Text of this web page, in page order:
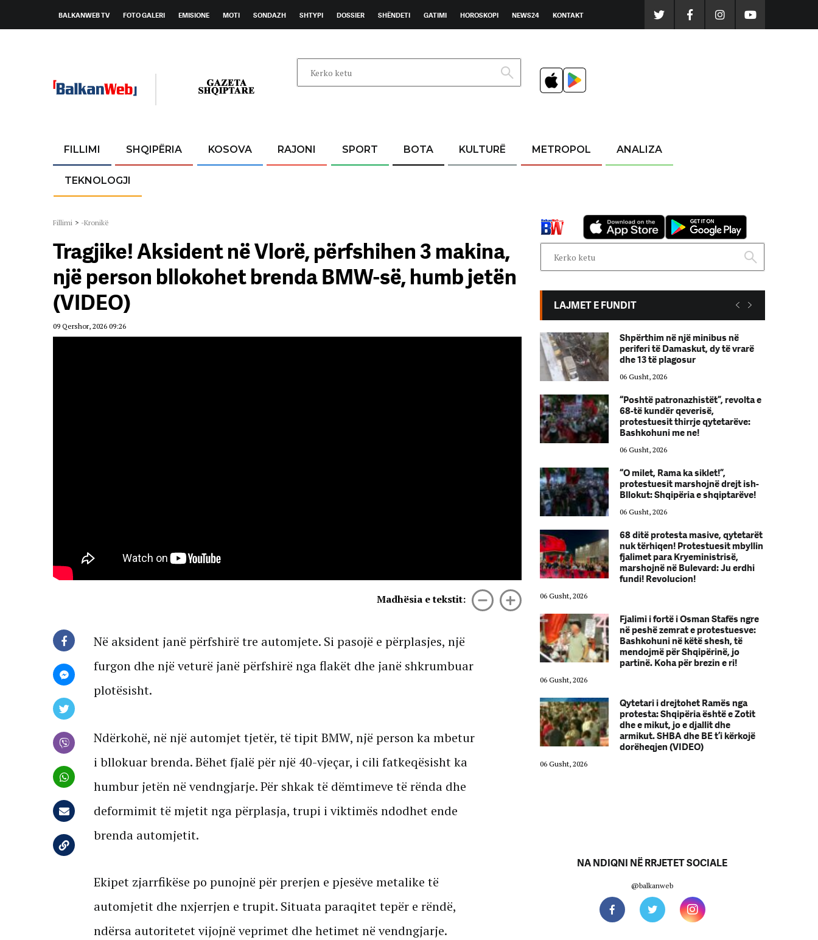
BALKANWEB TV FOTO GALERI EMISIONE MOTI SONDAZH SHTYPI DOSSIER SHËNDETI GATIMI HOROSKOPI NEWS24 KONTAKT
FILLIMI SHQIPËRIA KOSOVA RAJONI SPORT BOTA KULTURË METROPOL ANALIZA
TEKNOLOGJI
Fillimi > -Kronikë
Tragjike! Aksident në Vlorë, përfshihen 3 makina,
një person bllokohet brenda BMW-së, humb jetën
(VIDEO)
09 Qershor, 2026 09:26
Madhësia e tekstit:
Në aksident janë përfshirë tre automjete. Si pasojë e përplasjes, një
furgon dhe një veturë janë përfshirë nga flakët dhe janë shkrumbuar
plotësisht.
Ndërkohë, në një automjet tjetër, të tipit BMW, një person ka mbetur
i bllokuar brenda. Bëhet fjalë për një 40-vjeçar, i cili fatkeqësisht ka
humbur jetën në vendngjarje. Për shkak të dëmtimeve të rënda dhe
deformimit të mjetit nga përplasja, trupi i viktimës ndodhet ende
brenda automjetit.
Ekipet zjarrfikëse po punojnë për prerjen e pjesëve metalike të
automjetit dhe nxjerrjen e trupit. Situata paraqitet tepër e rëndë,
ndërsa autoritetet vijojnë veprimet dhe hetimet në vendngjarje.
LAJMET E FUNDIT
Shpërthim në një minibus në
fundi! Revolucion!
Bashkohuni në këtë shesh, të
mendojmë për Shqipërinë, jo
partinë. Koha për brezin e ri!
armikut. SHBA dhe BE t’i kërkojë
06 Gusht, 2026
Shpërthim në një minibus në
periferi të Damaskut, dy të vrarë
dhe 13 të plagosur
06 Gusht, 2026
“Poshtë patronazhistët”, revolta e
68-të kundër qeverisë,
protestuesit thirrje qytetarëve:
Bashkohuni me ne!
06 Gusht, 2026
“O milet, Rama ka siklet!”,
protestuesit marshojnë drejt ish-
Bllokut: Shqipëria e shqiptarëve!
06 Gusht, 2026
68 ditë protesta masive, qytetarët
nuk tërhiqen! Protestuesit mbyllin
fjalimet para Kryeministrisë,
marshojnë në Bulevard: Ju erdhi
fundi! Revolucion!
06 Gusht, 2026
Fjalimi i fortë i Osman Stafës ngre
në peshë zemrat e protestuesve:
Bashkohuni në këtë shesh, të
mendojmë për Shqipërinë, jo
partinë. Koha për brezin e ri!
06 Gusht, 2026
Qytetari i drejtohet Ramës nga
protesta: Shqipëria është e Zotit
dhe e mikut, jo e djallit dhe
armikut. SHBA dhe BE t’i kërkojë
dorëheqjen (VIDEO)
06 Gusht, 2026
NA NDIQNI NË RRJETET SOCIALE
@balkanweb